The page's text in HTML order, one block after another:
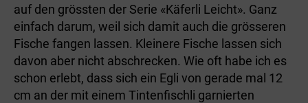
auf den grössten der Serie «Käferli Leicht». Ganz
einfach darum, weil sich damit auch die grösseren
Fische fangen lassen. Kleinere Fische lassen sich
davon aber nicht abschrecken. Wie oft habe ich es
schon erlebt, dass sich ein Egli von gerade mal 12
cm an der mit einem Tintenfischli garnierten